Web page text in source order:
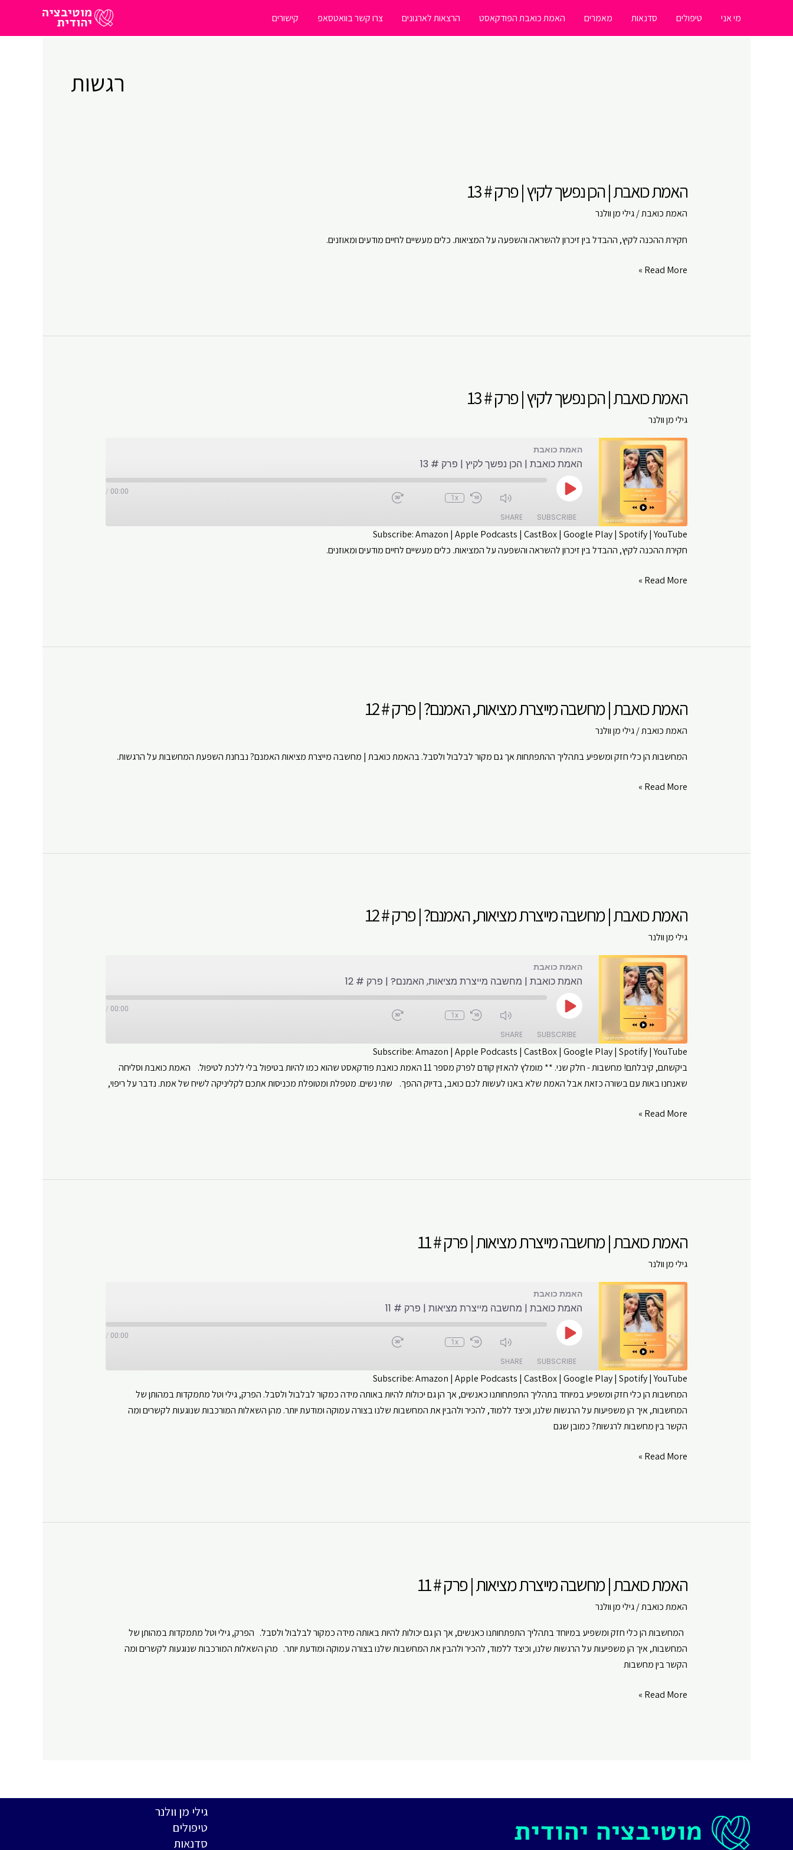
מי אני טיפולים סדנאות מאמרים האמת כואבת הפודקאסט הרצאות לארגונים צרו קשר בוואטסאפ קישורים
רגשות
האמת כואבת | הכן נפשך לקיץ | פרק # 13
האמת כואבת/גילי מן וולנר
חקירת ההכנה לקיץ, ההבדל בין זיכרון להשראה והשפעה על המציאות. כלים מעשיים לחיים מודעים ומאוזנים.
האמת
נפשך
#
Read More »
האמת כואבת | הכן נפשך לקיץ | פרק # 13
גילי מן וולנר
האמת כואבת
האמת כואבת | הכן נפשך לקיץ | פרק # 13
Play
Episode
1x
00:00
/
SUBSCRIBE
SHARE
Amazon
Apple Podcasts SHARE
LINK
Subscribe:Amazon |Apple Podcasts |CastBox|Google Play|Spotify|YouTube
חקירת ההכנה לקיץ, ההבדל בין זיכרון להשראה והשפעה על המציאות. כלים מעשיים לחיים מודעים ומאוזנים.
האמת
נפשך
#
Read More »
האמת כואבת | מחשבה מייצרת מציאות, האמנם? | פרק # 12
האמת כואבת/גילי מן וולנר
המחשבות הן כלי חזק ומשפיע בתהליך ההתפתחות אך גם מקור לבלבול ולסבל. בהאמת כואבת | מחשבה מייצרת מציאות האמנם? נבחנת השפעת המחשבות על הרגשות.
האמת
מייצרת
פרק
Read More »
האמת כואבת | מחשבה מייצרת מציאות, האמנם? | פרק # 12
גילי מן וולנר
האמת כואבת
האמת כואבת | מחשבה מייצרת מציאות, האמנם? | פרק # 12
Play
Episode
1x
00:00
/
SUBSCRIBE
SHARE
Amazon
Apple Podcasts
CastBox
Google Play
Spotify
YouTube
RSS FEED
SHARE
EMBED
Subscribe:Amazon |Apple Podcasts |CastBox|Google Play|Spotify|YouTube
ביקשתם, קיבלתם! מחשבות - חלק שני. ** מומלץ להאזין קודם לפרק מספר 11 האמת כואבת פודקאסט שהוא כמו להיות בטיפול בלי ללכת לטיפול. האמת כואבת וסליחה
שאנחנו באות עם בשורה כזאת אבל האמת שלא באנו לעשות לכם כואב, בדיוק ההפך. שתי נשים. מטפלת ומטופלת מכניסות אתכם לקליניקה לשיח של אמת. נדבר על ריפוי,
האמת
מייצרת
פרק
Read More »
האמת כואבת | מחשבה מייצרת מציאות | פרק # 11
גילי מן וולנר
האמת כואבת
האמת כואבת | מחשבה מייצרת מציאות | פרק # 11
Play
Episode
1x
00:00
/
SUBSCRIBE
SHARE
Amazon
Apple Podcasts
CastBox
Google Play
Spotify
YouTube
SHARE
Subscribe:Amazon |Apple Podcasts |CastBox|Google Play|Spotify|YouTube
המחשבות הן כלי חזק ומשפיע במיוחד בתהליך התפתחותנו כאנשים, אך הן גם יכולות להיות באותה מידה כמקור לבלבול ולסבל. הפרק, גילי וטל מתמקדות במהותן של
המחשבות, איך הן משפיעות על הרגשות שלנו, וכיצד ללמוד, להכיר ולהבין את המחשבות שלנו בצורה עמוקה ומודעת יותר. מהן השאלות המורכבות שנוגעות לקשרים ומה
הקשר בין מחשבות לרגשות? כמובן שגם
האמת
מייצרת
#
Read More »
האמת כואבת | מחשבה מייצרת מציאות | פרק # 11
האמת כואבת/גילי מן וולנר
המחשבות הן כלי חזק ומשפיע במיוחד בתהליך התפתחותנו כאנשים, אך הן גם יכולות להיות באותה מידה כמקור לבלבול ולסבל. הפרק, גילי וטל מתמקדות במהותן של
המחשבות, איך הן משפיעות על הרגשות שלנו, וכיצד ללמוד, להכיר ולהבין את המחשבות שלנו בצורה עמוקה ומודעת יותר. מהן השאלות המורכבות שנוגעות לקשרים ומה
הקשר בין מחשבות
האמת
11
Read More »
גילי מן וולנר
טיפולים
סדנאות